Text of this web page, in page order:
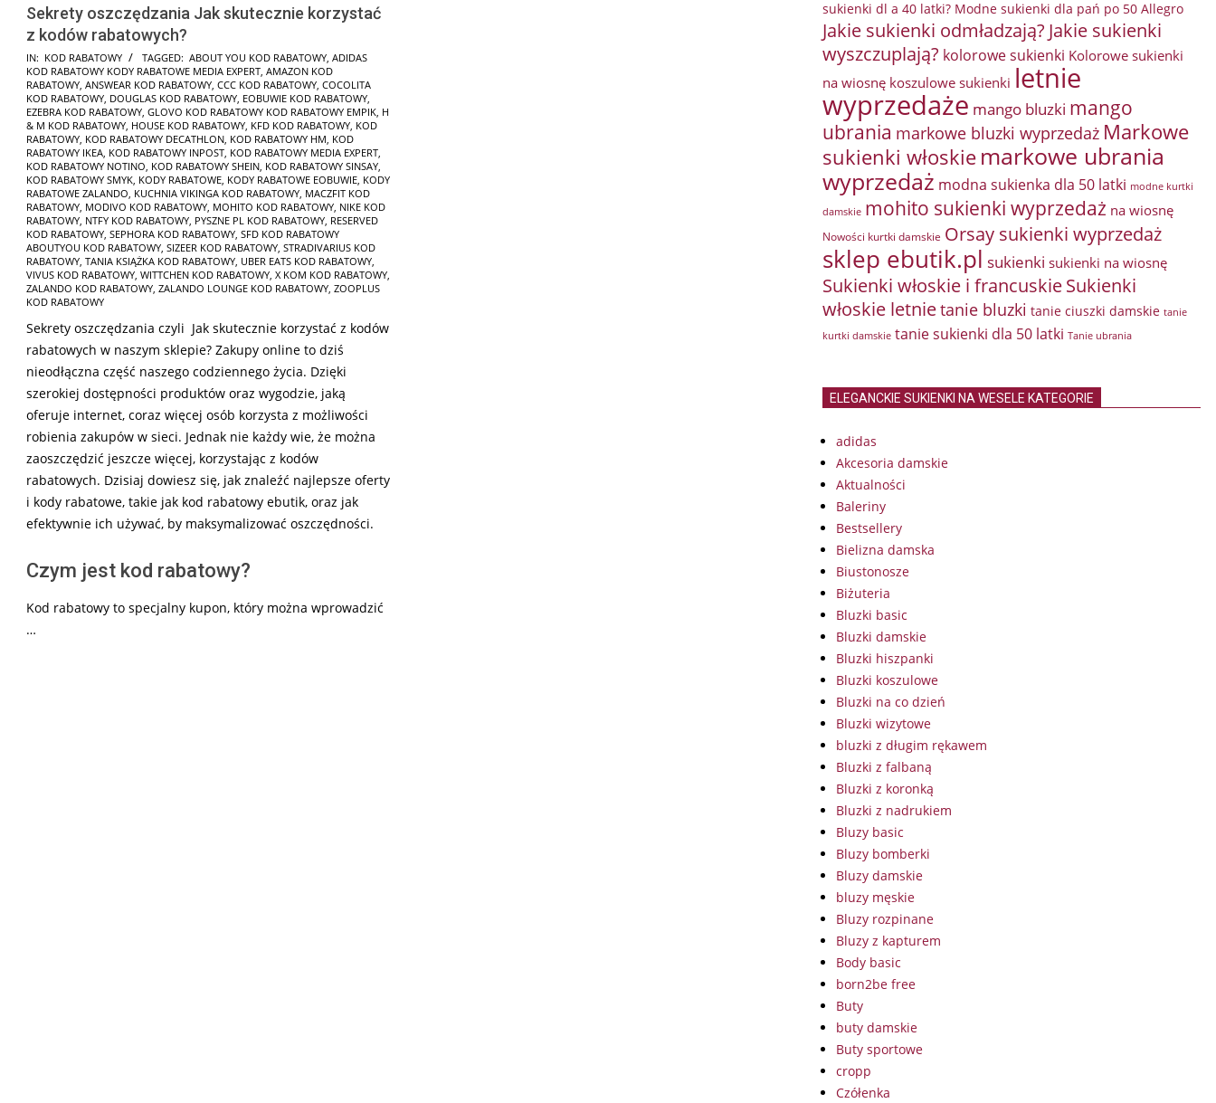
Sekrety oszczędzania Jak skutecznie korzystać
z kodów rabatowych?
2025-
01-
24
IN: KOD RABATOWY TAGGED: ABOUT YOU KOD RABATOWY ADIDAS
KOD RABATOWY KODY RABATOWE MEDIA EXPERT AMAZON KOD
RABATOWY ANSWEAR KOD RABATOWY CCC KOD RABATOWY COCOLITA
KOD RABATOWY DOUGLAS KOD RABATOWY EOBUWIE KOD RABATOWY
EZEBRA KOD RABATOWY GLOVO KOD RABATOWY KOD RABATOWY EMPIK H
& M KOD RABATOWY HOUSE KOD RABATOWY KFD KOD RABATOWY KOD
RABATOWY KOD RABATOWY DECATHLON KOD RABATOWY HM KOD
RABATOWY IKEA KOD RABATOWY INPOST KOD RABATOWY MEDIA EXPERT
KOD RABATOWY NOTINO KOD RABATOWY SHEIN KOD RABATOWY SINSAY
KOD RABATOWY SMYK KODY RABATOWE KODY RABATOWE EOBUWIE KODY
RABATOWE ZALANDO KUCHNIA VIKINGA KOD RABATOWY MACZFIT KOD
RABATOWY MODIVO KOD RABATOWY MOHITO KOD RABATOWY NIKE KOD
RABATOWY NTFY KOD RABATOWY PYSZNE PL KOD RABATOWY RESERVED
KOD RABATOWY SEPHORA KOD RABATOWY SFD KOD RABATOWY
ABOUTYOU KOD RABATOWY SIZEER KOD RABATOWY STRADIVARIUS KOD
RABATOWY TANIA KSIĄŻKA KOD RABATOWY UBER EATS KOD RABATOWY
VIVUS KOD RABATOWY WITTCHEN KOD RABATOWY X KOM KOD RABATOWY
ZALANDO KOD RABATOWY ZALANDO LOUNGE KOD RABATOWY ZOOPLUS
KOD RABATOWY
Sekrety oszczędzania czyli Jak skutecznie korzystać z kodów
rabatowych w naszym sklepie? Zakupy online to dziś
nieodłączna część naszego codziennego życia. Dzięki
szerokiej dostępności produktów oraz wygodzie, jaką
oferuje internet, coraz więcej osób korzysta z możliwości
robienia zakupów w sieci. Jednak nie każdy wie, że można
zaoszczędzić jeszcze więcej, korzystając z kodów
rabatowych. Dzisiaj dowiesz się, jak znaleźć najlepsze oferty
i kody rabatowe, takie jak kod rabatowy ebutik, oraz jak
efektywnie ich używać, by maksymalizować oszczędności.
Czym jest kod rabatowy?
Kod rabatowy to specjalny kupon, który można wprowadzić
…
sukienki dl a 40 latki? Modne sukienki dla pań po 50 Allegro
Jakie sukienki odmładzają? Jakie sukienki
wyszczuplają? kolorowe sukienki Kolorowe sukienki
na wiosnę koszulowe sukienki letnie
wyprzedaże mango bluzki mango
ubrania markowe bluzki wyprzedaż Markowe
sukienki włoskie markowe ubrania
wyprzedaż modna sukienka dla 50 latki modne kurtki
damskie mohito sukienki wyprzedaż na wiosnę
Nowości kurtki damskie Orsay sukienki wyprzedaż
sklep ebutik.pl sukienki sukienki na wiosnę
Sukienki włoskie i francuskieSukienki
włoskie letnietanie bluzki tanie ciuszki damskie tanie
kurtki damskie tanie sukienki dla 50 latki Tanie ubrania
ELEGANCKIE SUKIENKI NA WESELE KATEGORIE
adidas
Akcesoria damskie
Aktualności
Baleriny
Bestsellery
Bielizna damska
Biustonosze
Biżuteria
Bluzki basic
Bluzki damskie
Bluzki hiszpanki
Bluzki koszulowe
Bluzki na co dzień
Bluzki wizytowe
bluzki z długim rękawem
Bluzki z falbaną
Bluzki z koronką
Bluzki z nadrukiem
Bluzy basic
Bluzy bomberki
Bluzy damskie
bluzy męskie
Bluzy rozpinane
Bluzy z kapturem
Body basic
born2be free
Buty
buty damskie
Buty sportowe
cropp
Czółenka